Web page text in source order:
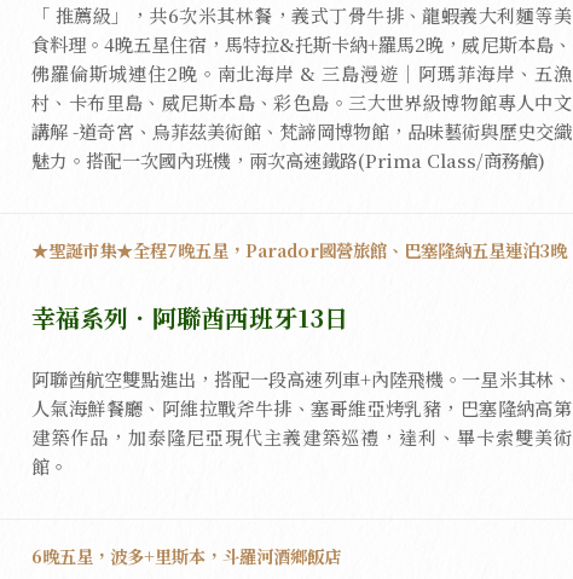
「 推薦級」，共6次米其林餐，義式丁骨牛排、龍蝦義大利麵等美
食料理。4晚五星住宿，馬特拉&托斯卡納+羅馬2晚，威尼斯本島、
佛羅倫斯城連住2晚。南北海岸 & 三島漫遊｜阿瑪菲海岸、五漁
村、卡布里島、威尼斯本島、彩色島。三大世界級博物館專人中文
講解 -道奇宮、烏菲茲美術館、梵諦岡博物館，品味藝術與歷史交織
魅力。搭配一次國內班機，兩次高速鐵路(Prima Class/商務艙)
★聖誕市集★全程7晚五星，Parador國營旅館、巴塞隆納五星連泊3晚
幸福系列．阿聯酋西班牙13日
阿聯酋航空雙點進出，搭配一段高速列車+內陸飛機。一星米其林、
人氣海鮮餐廳、阿維拉戰斧牛排、塞哥維亞烤乳豬，巴塞隆納高第
建築作品，加泰隆尼亞現代主義建築巡禮，達利、畢卡索雙美術
館。
6晚五星，波多+里斯本，斗羅河酒鄉飯店